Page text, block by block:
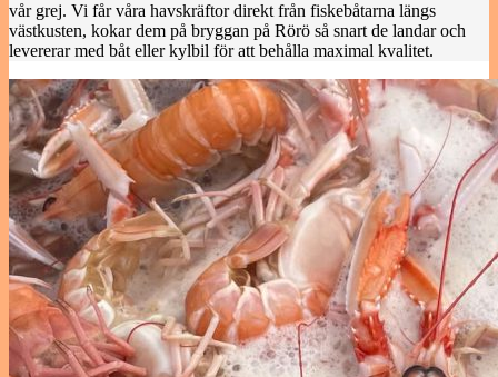
vår grej. Vi får våra havskräftor direkt från fiskebåtarna längs
västkusten, kokar dem på bryggan på Rörö så snart de landar och
levererar med båt eller kylbil för att behålla maximal kvalitet.